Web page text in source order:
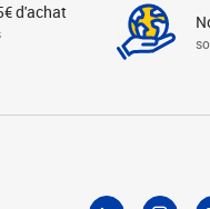
d'achat